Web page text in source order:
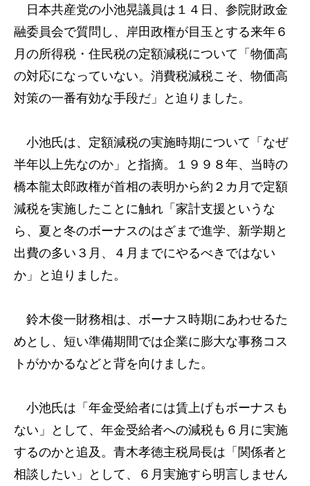
日本共産党の小池晃議員は１４日、参院財政金
融委員会で質問し、岸田政権が目玉とする来年６
月の所得税・住民税の定額減税について「物価高
の対応になっていない。消費税減税こそ、物価高
対策の一番有効な手段だ」と迫りました。
小池氏は、定額減税の実施時期について「なぜ
半年以上先なのか」と指摘。１９９８年、当時の
橋本龍太郎政権が首相の表明から約２カ月で定額
減税を実施したことに触れ「家計支援というな
ら、夏と冬のボーナスのはざまで進学、新学期と
出費の多い３月、４月までにやるべきではない
か」と迫りました。
鈴木俊一財務相は、ボーナス時期にあわせるた
めとし、短い準備期間では企業に膨大な事務コス
トがかかるなどと背を向けました。
小池氏は「年金受給者には賃上げもボーナスも
ない」として、年金受給者への減税も６月に実施
するのかと追及。青木孝徳主税局長は「関係者と
相談したい」として、６月実施すら明言しません